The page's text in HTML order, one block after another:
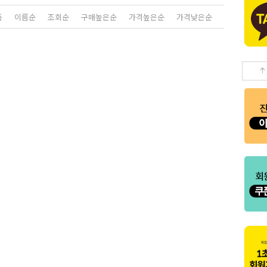
이름순 조회순 구매높은순 가격높은순 가격낮은순